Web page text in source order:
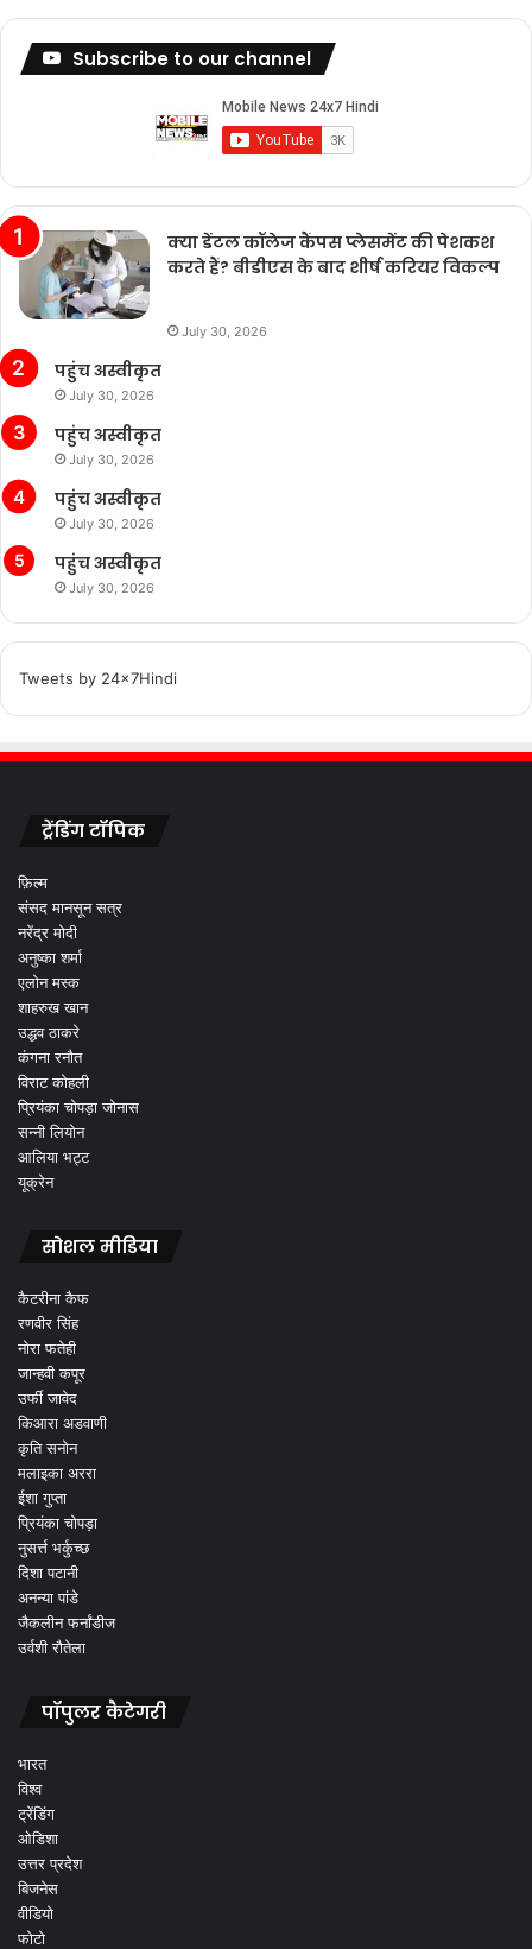
Subscribe to our channel
क्या डेंटल कॉलेज कैंपस प्लेसमेंट की पेशकश
करते हैं? बीडीएस के बाद शीर्ष करियर विकल्प
July 30, 2026
पहुंच अस्वीकृत
July 30, 2026
पहुंच अस्वीकृत
July 30, 2026
पहुंच अस्वीकृत
July 30, 2026
पहुंच अस्वीकृत
July 30, 2026
Tweets by 24x7Hindi
ट्रेंडिंग टॉपिक
फ़िल्म
संसद मानसून सत्र
नरेंद्र मोदी
अनुष्का शर्मा
एलोन मस्क
शाहरुख खान
उद्धव ठाकरे
कंगना रनौत
विराट कोहली
प्रियंका चोपड़ा जोनास
सन्नी लियोन
आलिया भट्ट
यूक्रेन
सोशल मीडिया
कैटरीना कैफ
रणवीर सिंह
नोरा फतेही
जान्हवी कपूर
उर्फी जावेद
किआरा अडवाणी
कृति सनोन
मलाइका अररा
ईशा गुप्ता
प्रियंका चोपड़ा
नुसर्त्त भर्कुच्छ
दिशा पटानी
अनन्या पांडे
जैकलीन फर्नांडीज
उर्वशी रौतेला
पॉपुलर कैटेगरी
भारत
विश्व
ट्रेंडिंग
ओडिशा
उत्तर प्रदेश
बिजनेस
वीडियो
फोटो